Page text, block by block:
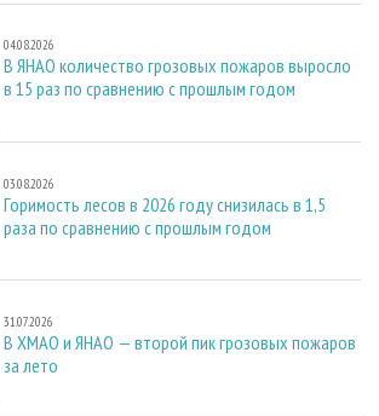
04.08.2026
В ЯНАО количество грозовых пожаров выросло
в 15 раз по сравнению с прошлым годом
03.08.2026
Горимость лесов в 2026 году снизилась в 1,5
раза по сравнению с прошлым годом
31.07.2026
В ХМАО и ЯНАО — второй пик грозовых пожаров
за лето